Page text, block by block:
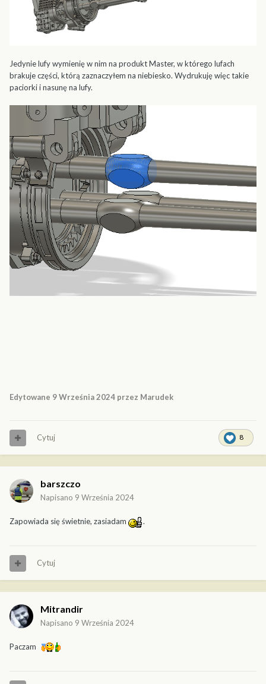
Jedynie lufy wymienię w nim na produktMaster, w którego lufach
brakuje części, którą zaznaczyłem na niebiesko. Wydrukuję więc takie
paciorki i nasunę na lufy.
Edytowane 9 Września 2024 przez Marudek
8
Cytuj
barszczo
Napisano 9 Września 2024
Zapowiada się świetnie, zasiadam .
Cytuj
Mitrandir
Napisano 9 Września 2024
Paczam